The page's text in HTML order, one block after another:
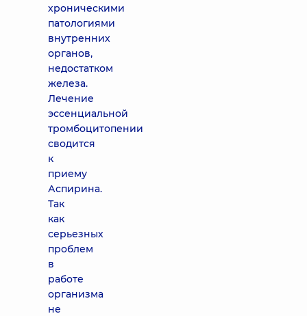
хроническими
патологиями
внутренних
органов,
недостатком
железа.
Лечение
эссенциальной
тромбоцитопении
сводится
к
приему
Аспирина.
Так
как
серьезных
проблем
в
работе
организма
не